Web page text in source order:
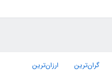
گران‌ترین ارزان‌ترین